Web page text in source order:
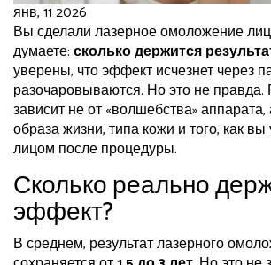
янв, 11 2026
Вы сделали лазерное омоложение
думаете:сколько держится
уверены, что эффект исчезнет через
разочаровываются. Но это не
зависит не от «волшебства»
образа жизни, типа кожи и того, как
лицом после процедуры.
Сколько реально
эффект?
В среднем, результат лазерного